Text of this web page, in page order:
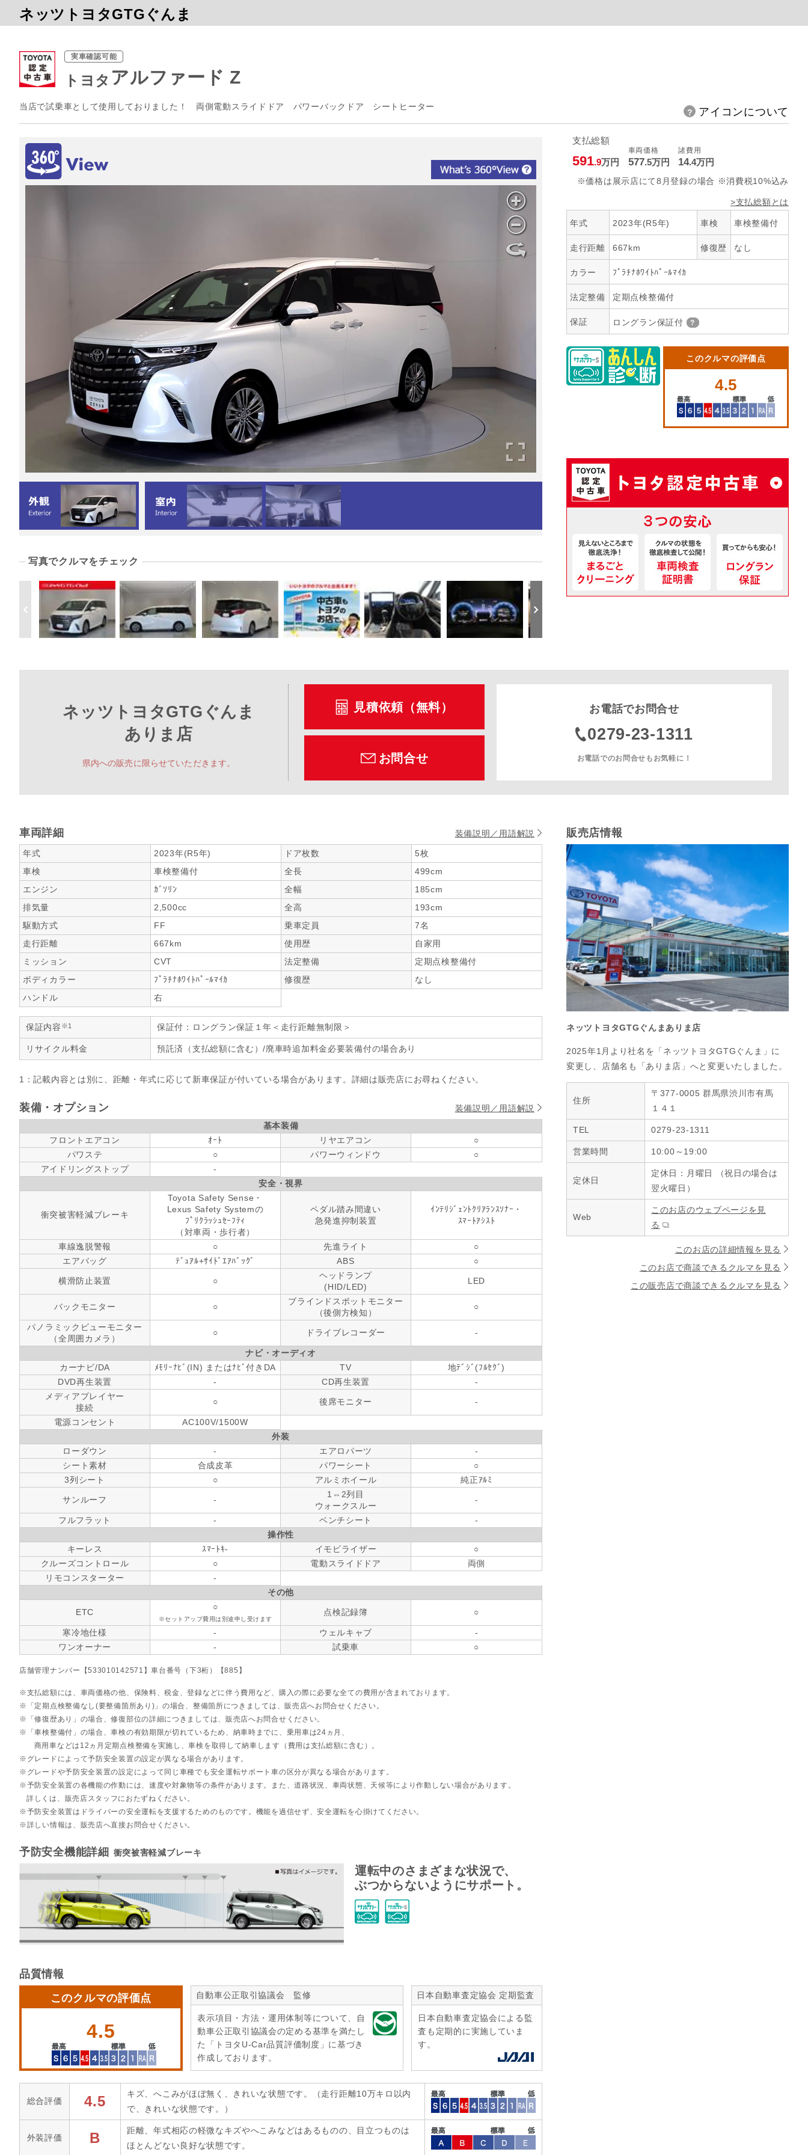
ネッツトヨタGTGぐんま
実車確認可能
トヨタ アルファード Z
当店で試乗車として使用しておりました！ 両側電動スライドドア パワーバックドア シートヒーター
写真でクルマをチェック
アイコンについて
支払総額
591.9万円
車両価格
577.5万円
諸費用
14.4万円
※価格は展示店にて8月登録の場合 ※消費税10%込み
>支払総額とは
年式 2023年(R5年) 車検 車検整備付
走行距離 667km 修復歴 なし
カラー ﾌﾟﾗﾁﾅﾎﾜｲﾄﾊﾟｰﾙﾏｲｶ
法定整備 定期点検整備付
保証 ロングラン保証付
このクルマの評価点
4.5
ネッツトヨタGTGぐんま
ありま店
県内への販売に限らせていただきます。
見積依頼（無料）
お問合せ
お電話でお問合せ
0279-23-1311
お電話でのお問合せもお気軽に！
車両詳細 装備説明／用語解説
年式 2023年(R5年) ドア枚数
5枚
車検
車検整備付 全長
499cm
エンジン
ｶﾞｿﾘﾝ 全幅
185cm
排気量
2,500cc 全高
193cm
駆動方式
FF 乗車定員
7名
走行距離
667km 使用歴
自家用
ミッション
CVT 法定整備
定期点検整備付
ボディカラー
ﾌﾟﾗﾁﾅﾎﾜｲﾄﾊﾟｰﾙﾏｲｶ 修復歴
なし
ハンドル
右
保証内容 ※1 保証付：ロングラン保証１年＜走行距離無制限＞
リサイクル料金 預託済（支払総額に含む）/廃車時追加料金必要装備付の場合あり
1：記載内容とは別に、距離・年式に応じて新車保証が付いている場合があります。詳細は販売店にお尋ねください。
装備・オプション
装備説明／用語解説
基本装備
フロントエアコン
ｵｰﾄ リヤエアコン
○
パワステ
○ パワーウィンドウ
○
アイドリングストップ
-
安全・視界
衝突被害軽減ブレーキ
Toyota Safety Sense・
Lexus Safety Systemの
ﾌﾟﾘｸﾗｯｼｭｾｰﾌﾃｨ
（対車両・歩行者）
ペダル踏み間違い
急発進抑制装置
ｲﾝﾃﾘｼﾞｪﾝﾄｸﾘｱﾗﾝｽｿﾅｰ・
ｽﾏｰﾄｱｼｽﾄ
車線逸脱警報 ○ 先進ライト
○
エアバッグ
ﾃﾞｭｱﾙ+ｻｲﾄﾞｴｱﾊﾞｯｸﾞ ABS ○
横滑防止装置 ○
ヘッドランプ
(HID/LED)
LED
バックモニター ○
ブラインドスポットモニター
（後側方検知）
○
パノラミックビューモニター
（全周囲カメラ）
○ ドライブレコーダー -
ナビ・オーディオ
カーナビ/DA
ﾒﾓﾘｰﾅﾋﾞ(IN) またはﾅﾋﾞ付きDA TV
地ﾃﾞｼﾞ(ﾌﾙｾｸﾞ)
DVD再生装置
- CD再生装置
-
メディアプレイヤー
接続
○ 後席モニター -
電源コンセント
AC100V/1500W
外装
ローダウン
- エアロパーツ
-
シート素材
合成皮革 パワーシート
○
3列シート
○ アルミホイール 純正ｱﾙﾐ
サンルーフ -
1⇔2列目
ウォークスルー
-
フルフラット - ベンチシート
-
操作性
キーレス
ｽﾏｰﾄｷ- イモビライザー
○
クルーズコントロール
○ 電動スライドドア
両側
リモコンスターター
-
その他
ETC
○
※セットアップ費用は別途申し受けます
点検記録簿 ○
寒冷地仕様 - ウェルキャブ
-
ワンオーナー
- 試乗車 ○
店舗管理ナンバー【533010142571】車台番号（下3桁）【885】
支払総額には、車両価格の他、保険料、税金、登録などに伴う費用など、購入の際に必要な全ての費用が含まれております。
「定期点検整備なし(要整備箇所あり)」の場合、整備箇所につきましては、販売店へお問合せください。
「修復歴あり」の場合、修復部位の詳細につきましては、販売店へお問合せください。
「車検整備付」の場合、車検の有効期限が切れているため、納車時までに、乗用車は24ヵ月、
商用車などは12ヵ月定期点検整備を実施し、車検を取得して納車します（費用は支払総額に含む）。
グレードによって予防安全装置の設定が異なる場合があります。
グレードや予防安全装置の設定によって同じ車種でも安全運転サポート車の区分が異なる場合があります。
予防安全装置の各機能の作動には、速度や対象物等の条件があります。また、道路状況、車両状態、天候等により作動しない場合があります。
詳しくは、販売店スタッフにおたずねください。
予防安全装置はドライバーの安全運転を支援するためのものです。機能を過信せず、安全運転を心掛けてください。
詳しい情報は、販売店へ直接お問合せください。
予防安全機能詳細 衝突被害軽減ブレーキ
運転中のさまざまな状況で、
ぶつからないようにサポート。
品質情報
このクルマの評価点
4.5
自動車公正取引協議会 監修
表示項目・方法・運用体制等について、自
動車公正取引協議会の定める基準を満たし
た「トヨタU-Car品質評価制度」に基づき
作成しております。
日本自動車査定協会 定期監査
日本自動車査定協会による監
査も定期的に実施していま
す。
総合評価 4.5
キズ、へこみがほぼ無く、きれいな状態です。（走行距離10万キロ以内
で、きれいな状態です。）
外装評価 B
距離、年式相応の軽微なキズやへこみなどはあるものの、目立つものは
ほとんどない良好な状態です。
販売店情報
ネッツトヨタGTGぐんまありま店
2025年1月より社名を「ネッツトヨタGTGぐんま」に
変更し、店舗名も「ありま店」へと変更いたしました。
住所
〒377-0005 群馬県渋川市有馬
１４１
TEL 0279-23-1311
営業時間 10:00～19:00
定休日
定休日：月曜日 （祝日の場合は
翌火曜日）
Web
このお店のウェブページを見
る
このお店の詳細情報を見る
このお店で商談できるクルマを見る
この販売店で商談できるクルマを見る